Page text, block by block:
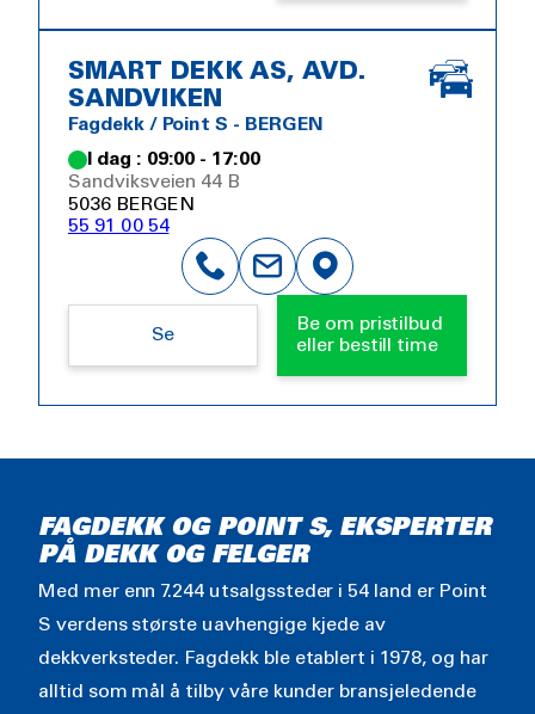
SMART DEKK AS, AVD.
SANDVIKEN
Fagdekk / Point S - BERGEN
I dag : 09:00 - 17:00
Sandviksveien 44 B
5036 BERGEN
55 91 00 54
Se
Be om pristilbud
eller bestill time
FAGDEKK OG POINT S, EKSPERTER
PÅ DEKK OG FELGER
Med mer enn 7.244 utsalgssteder i 54 land er Point
S verdens største uavhengige kjede av
dekkverksteder. Fagdekk ble etablert i 1978, og har
alltid som mål å tilby våre kunder bransjeledende